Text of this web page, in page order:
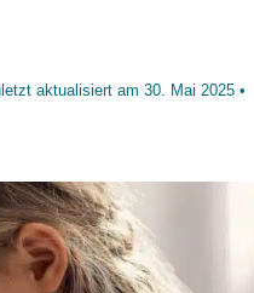
aktualisiert am 30. Mai 2025•